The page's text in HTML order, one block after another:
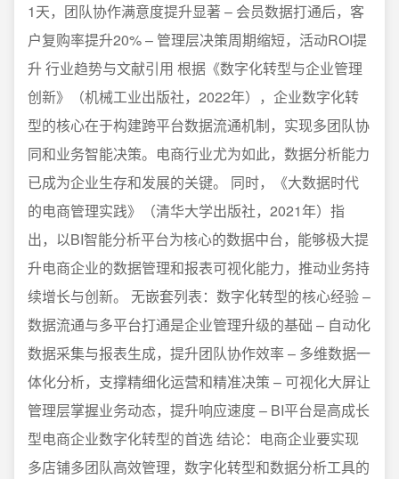
1天，团队协作满意度提升显著 – 会员数据打通后，客
户复购率提升20% – 管理层决策周期缩短，活动ROI提
升 行业趋势与文献引用 根据《数字化转型与企业管理
创新》（机械工业出版社，2022年），企业数字化转
型的核心在于构建跨平台数据流通机制，实现多团队协
同和业务智能决策。电商行业尤为如此，数据分析能力
已成为企业生存和发展的关键。 同时，《大数据时代
的电商管理实践》（清华大学出版社，2021年）指
出，以BI智能分析平台为核心的数据中台，能够极大提
升电商企业的数据管理和报表可视化能力，推动业务持
续增长与创新。 无嵌套列表：数字化转型的核心经验 –
数据流通与多平台打通是企业管理升级的基础 – 自动化
数据采集与报表生成，提升团队协作效率 – 多维数据一
体化分析，支撑精细化运营和精准决策 – 可视化大屏让
管理层掌握业务动态，提升响应速度 – BI平台是高成长
型电商企业数字化转型的首选 结论：电商企业要实现
多店铺多团队高效管理，数字化转型和数据分析工具的